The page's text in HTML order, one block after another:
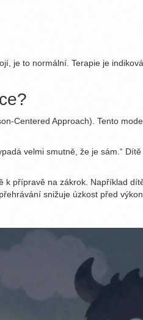
je to normální. Terapie je
Centered Approach). Tento
velmi smutně, že je sám.“
přípravě na zákrok. Například
snižuje úzkost před